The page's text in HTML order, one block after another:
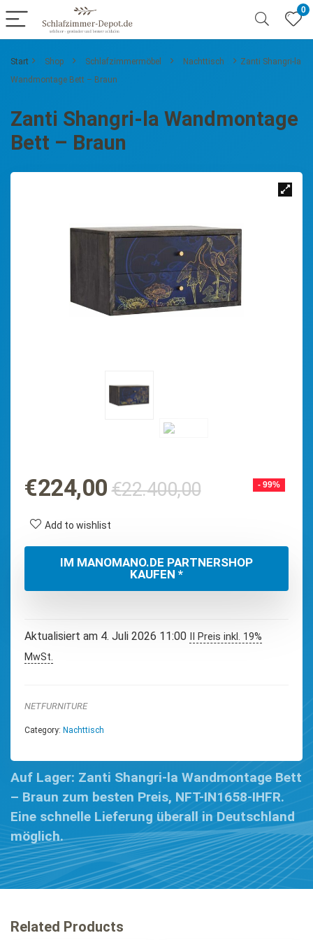
0
Start Shop Schlafzimmermöbel Nachttisch
Zanti Shangri-la
Wandmontage Bett – Braun
Zanti Shangri-la Wandmontage
Bett – Braun
- 99%
€22.400,00
€224,00 Aktueller
€224,00.
Add to wishlist
IM MANOMANO.DE PARTNERSHOP
KAUFEN *
Aktualisiert am 4. Juli 2026 11:00 II Preis inkl. 19%
MwSt.
NETFURNITURE
Category: Nachttisch
Auf Lager: Zanti Shangri-la Wandmontage Bett
– Braun zum besten Preis, NFT-IN1658-IHFR.
Eine schnelle Lieferung überall in Deutschland
möglich.
Related Products